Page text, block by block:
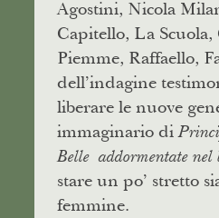
Agostini, Nicola
Capitello, La
Piemme, Raffaello,
dell’indagine
liberare le nuove
immaginario di
Belleaddormentate nel
stare un po’ stretto
femmine.